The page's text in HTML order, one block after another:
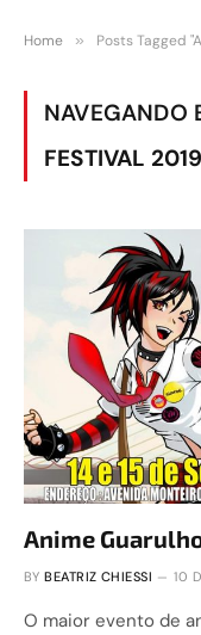
Home » Posts Tagged
NAVEGANDO
FESTIVAL 2019
Anime
BY BEATRIZ CHIESSI 10
O maior evento de